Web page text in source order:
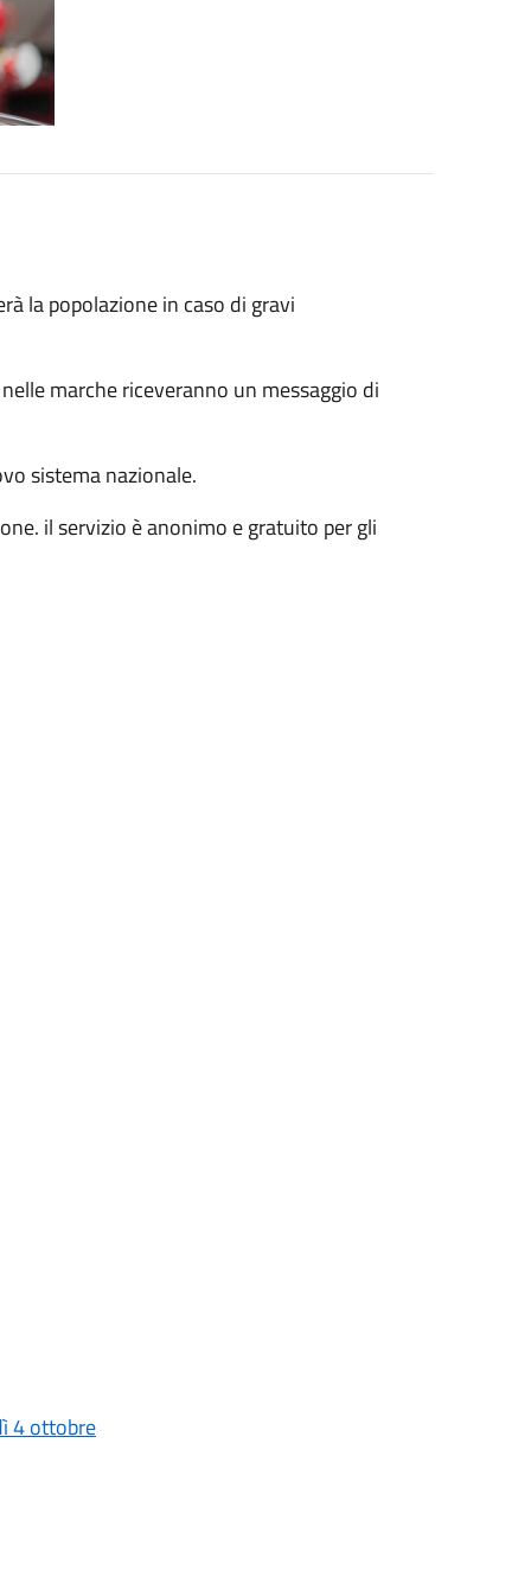
la popolazione in caso di gravi
marche riceveranno un messaggio di
sistema nazionale.
il servizio è anonimo e gratuito per gli
4 ottobre